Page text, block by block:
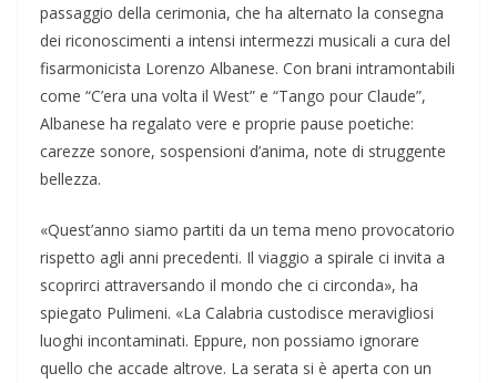
passaggio della cerimonia, che ha alternato la consegna
dei riconoscimenti a intensi intermezzi musicali a cura del
fisarmonicista Lorenzo Albanese. Con brani intramontabili
come “C’era una volta il West” e “Tango pour Claude”,
Albanese ha regalato vere e proprie pause poetiche:
carezze sonore, sospensioni d’anima, note di struggente
bellezza.
«Quest’anno siamo partiti da un tema meno provocatorio
rispetto agli anni precedenti. Il viaggio a spirale ci invita a
scoprirci attraversando il mondo che ci circonda», ha
spiegato Pulimeni. «La Calabria custodisce meravigliosi
luoghi incontaminati. Eppure, non possiamo ignorare
quello che accade altrove. La serata si è aperta con un